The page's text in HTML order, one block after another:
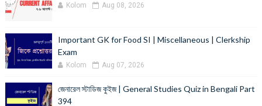
Kolom Aug 08, 2026
Important GK for Food SI | Miscellaneous | Clerkship
Exam
Kolom Aug 07, 2026
জেনারেল স্টাডিজ কুইজ | General Studies Quiz in Bengali Part
394